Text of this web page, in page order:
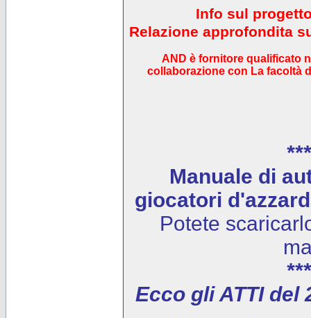
Info sul
Relazione approfondita
AND è fornitore qualificato
collaborazione con La facoltà
Manuale di
giocatori
Potete
Ecco gli ATTI del